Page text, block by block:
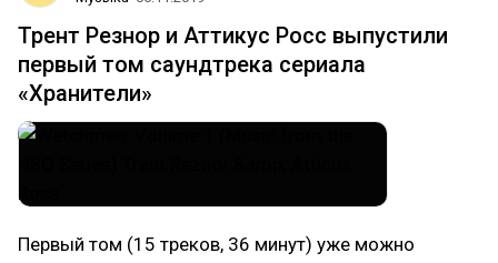
Трент Резнор и Аттикус Росс выпустили
первый том саундтрека сериала
«Хранители»
Первый том (15 треков, 36 минут) уже можно